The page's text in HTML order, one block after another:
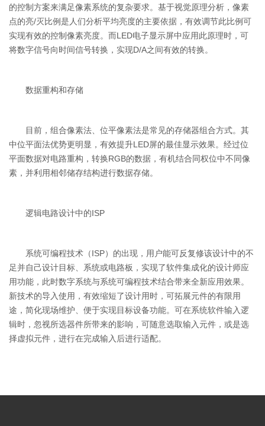
的控制方案来满足像素系统的复杂要求。基于视觉原理分析，像素
点的亮/灭比例是人们分析平均亮度的主要依据，有效调节此比例可
实现有效的控制像素亮度。而LED电子显示屏中应用此原理时，可
将数字信号向时间信号转换，实现D/A之间有效的转换。
数据重构和存储
目前，组合像素法、位平像素法是常见的存储器组合方式。其
中位平面法优势更明显，有效提升LED屏的最佳显示效果。经过位
平面数据对电路重构，转换RGB的数据，有机结合同权位中不同像
素，并利用相邻储存结构进行数据存储。
逻辑电路设计中的ISP
系统可编程技术（ISP）的出现，用户能可反复修该设计中的不
足并自己设计目标、系统或电路板，实现了软件集成化的设计师应
用功能，此时数字系统与系统可编程技术结合带来全新应用效果。
新技术的导入使用，有效缩短了设计用时，可拓展元件的有限用
途，简化现场维护、便于实现目标设备功能。可在系统软件输入逻
辑时，忽视所选器件所带来的影响，可随意选取输入元件，或是选
择虚拟元件，进行在完成输入后进行适配。